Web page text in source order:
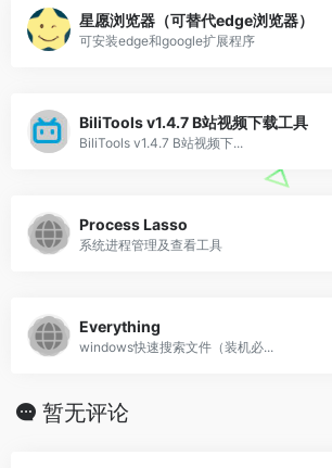
星愿浏览器（可替代edge浏览器）
可安装edge和google扩展程序
BiliTools v1.4.7 B站视频下载工具
BiliTools v1.4.7 B站视频下...
Process Lasso
系统进程管理及查看工具
Everything
windows快速搜索文件（装机必...
暂无评论